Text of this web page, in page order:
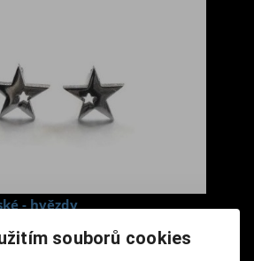
- hvězdy
160 Kč souborů cookies